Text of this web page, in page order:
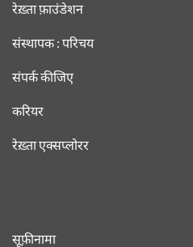
रेख़्ता फ़ाउंडेशन
संस्थापक : परिचय
संपर्क कीजिए
करियर
रेख़्ता एक्सप्लोरर
सूफ़ीनामा